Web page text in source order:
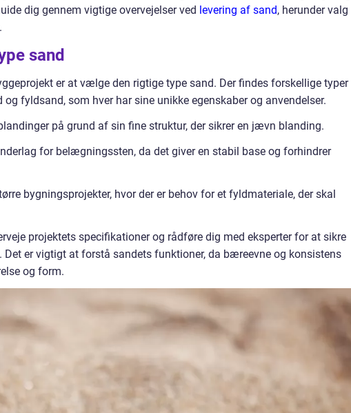
dig gennem vigtige overvejelser ved levering af sand, herunder valg
sand
er at vælge den rigtige type sand. Der findes forskellige typer
fyldsand, som hver har sine unikke egenskaber og anvendelser.
på grund af sin fine struktur, der sikrer en jævn blanding.
for belægningssten, da det giver en stabil base og forhindrer
bygningsprojekter, hvor der er behov for et fyldmateriale, der skal
projektets specifikationer og rådføre dig med eksperter for at sikre
Det er vigtigt at forstå sandets funktioner, da bæreevne og konsistens
og form.